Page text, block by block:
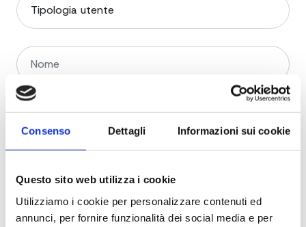
Consenso Dettagli Informazioni sui cookie
Questo sito web utilizza i cookie
Utilizziamo i cookie per personalizzare contenuti ed
annunci, per fornire funzionalità dei social media e per